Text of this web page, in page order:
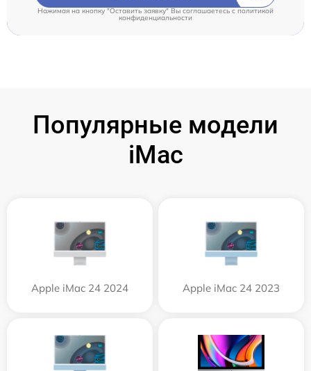
Нажимая на кнопку "Оставить заявку" Вы соглашаетесь cполитикой
конфиденциальности
Популярные модели
iMac
Apple iMac 24 2024 Apple iMac 24 2023